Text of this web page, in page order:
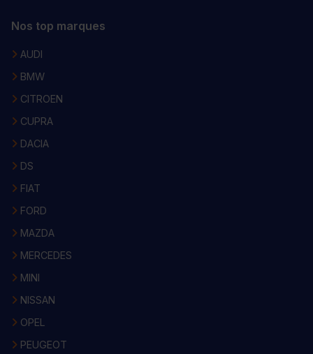
Nos top marques
AUDI
BMW
CITROEN
CUPRA
DACIA
DS
FIAT
FORD
MAZDA
MERCEDES
MINI
NISSAN
OPEL
PEUGEOT